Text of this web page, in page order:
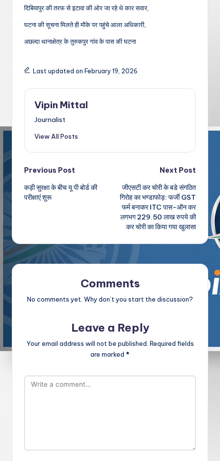
दिबियापुर की तरफ से इटावा की ओर जा रहे थे कार सवार,
घटना की सूचना मिलते ही मौके पर पहुंचे आला अधिकारी,
अछल्दा थानाक्षेत्र के तुरुकपुर गांव के पास की घटना
Last updated on February 19, 2026
Vipin Mittal
Journalist
View All Posts
Post
navigation
Previous Post
कड़ी सुरक्षा के बीच यू पी बोर्ड की
परीक्षाएं शुरू
Next Post
जीएसटी कर चोरी के बडे संगठित
गिरोह का भण्डाफोड़: फर्जी GST
फर्म बनाकर ITC पास-ऑन कर
लगभग 229.50 लाख रुपये की
कर चोरी का किया गया खुलासा
Comments
No comments yet. Why don’t you start the discussion?
Leave a Reply
Your email address will not be published. Required fields
are marked *